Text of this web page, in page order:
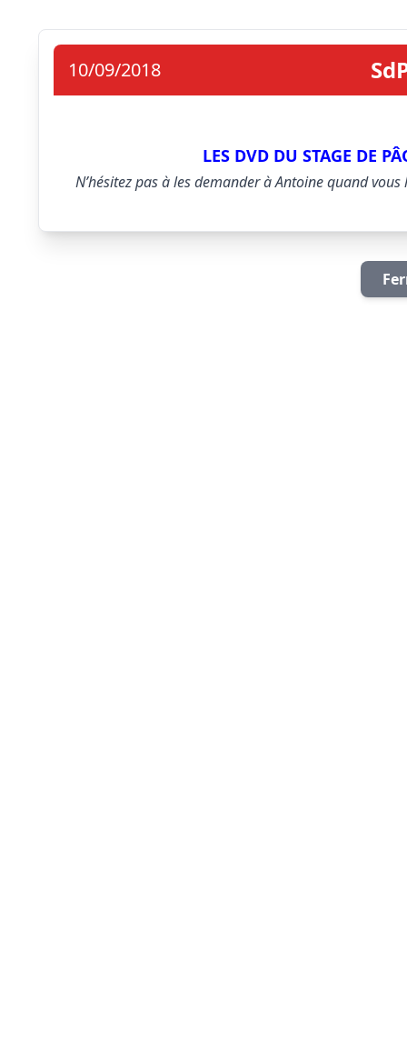
10/09/2018
LES DVD DU STAGE DE
N’hésitez pas à les demander à Antoine quand